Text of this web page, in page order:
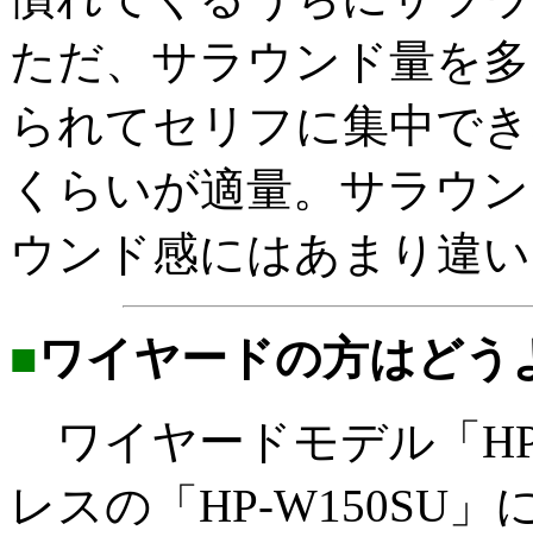
ただ、サラウンド量を
られてセリフに集中で
くらいが適量。サラウ
ウンド感にはあまり違
■ワイヤードの方はどう
ワイヤードモデル「
レスの「HP-W150SU」